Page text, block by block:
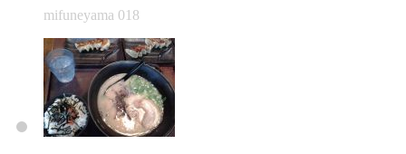
mifuneyama 018